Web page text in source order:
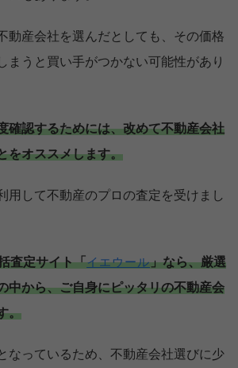
動産会社を選んだとしても、その価格
まうと買い手がつかない可能性があり
確認するためには、改めて不動産会社
をオススメします。
用して不動産のプロの査定を受けまし
査定サイト「イエウール」なら、厳選
中から、ご自身にピッタリの不動産会
。
なっているため、不動産会社選びに少